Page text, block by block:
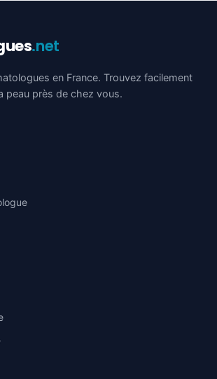
.net
en France. Trouvez facilement
peau près de chez vous.